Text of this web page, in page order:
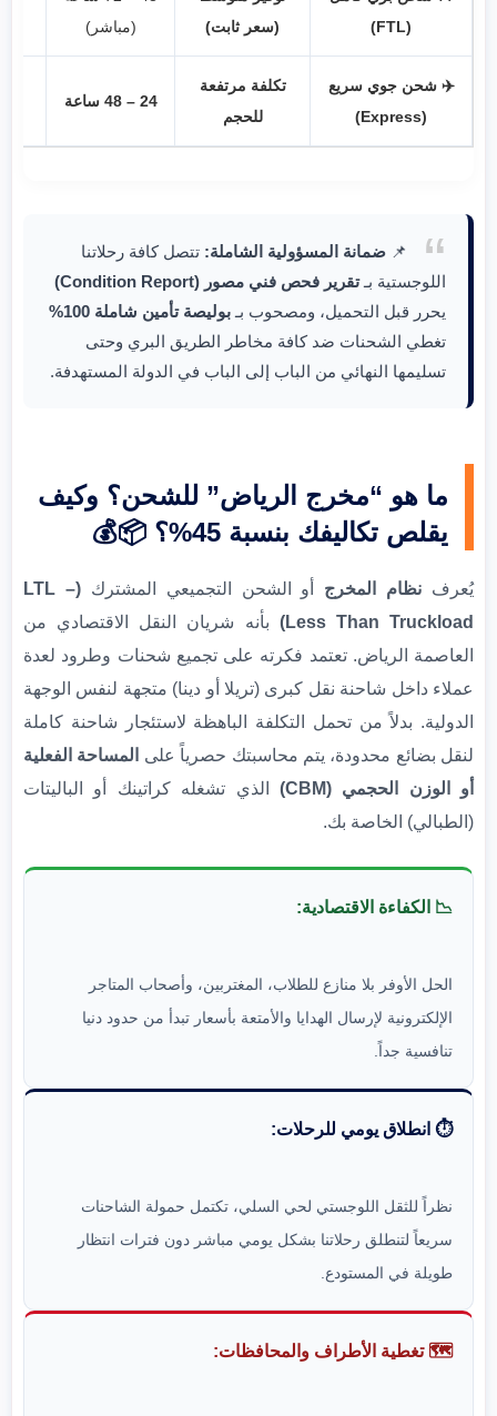
(FTL)
(سعر ثابت)
(مباشر)
✈️ شحن جوي سريع
(Express)
تكلفة مرتفعة
للحجم
24 – 48 ساعة
📌 ضمانة المسؤولية الشاملة: تتصل كافة رحلاتنا
اللوجستية بـتقرير فحص فني مصور (Condition Report)
يحرر قبل التحميل، ومصحوب بـ بوليصة تأمين شاملة 100%
تغطي الشحنات ضد كافة مخاطر الطريق البري وحتى
تسليمها النهائي من الباب إلى الباب في الدولة المستهدفة.
ما هو “مخرج الرياض” للشحن؟ وكيف
يقلص تكاليفك بنسبة 45%؟ 📦💰
يُعرف نظام المخرج أو الشحن التجميعي المشترك (LTL –
Less Than Truckload)
بأنه شريان النقل الاقتصادي من
العاصمة الرياض. تعتمد فكرته على تجميع شحنات وطرود لعدة
عملاء داخل شاحنة نقل كبرى (تريلا أو دينا) متجهة لنفس الوجهة
الدولية. بدلاً من تحمل التكلفة الباهظة لاستئجار شاحنة كاملة
لنقل بضائع محدودة، يتم محاسبتك حصرياً على
المساحة الفعلية
أو الوزن الحجمي (CBM)
الذي تشغله كراتينك أو الباليتات
(الطبالي) الخاصة بك.
📉 الكفاءة الاقتصادية:
الحل الأوفر بلا منازع للطلاب، المغتربين، وأصحاب المتاجر
الإلكترونية لإرسال الهدايا والأمتعة بأسعار تبدأ من حدود دنيا
تنافسية جداً.
⏱️ انطلاق يومي للرحلات:
نظراً للثقل اللوجستي لحي السلي، تكتمل حمولة الشاحنات
سريعاً لتنطلق رحلاتنا بشكل يومي مباشر دون فترات انتظار
طويلة في المستودع.
🗺️ تغطية الأطراف والمحافظات: